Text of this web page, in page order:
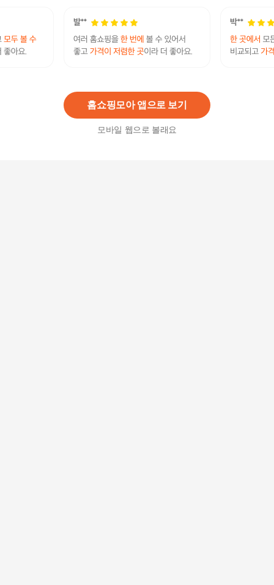
홈쇼핑모아 앱으로 보기
모바일 웹으로 볼래요
생생미 원터치 진공쌀통 7L 쌀벌레방지 쌀보관통